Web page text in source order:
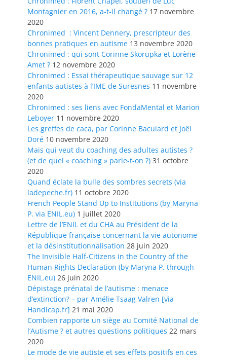
Montagnier en 2016, a-t-il changé ? 17 novembre
2020
Chronimed : Vincent Dennery, prescripteur des
bonnes pratiques en autisme 13 novembre 2020
Chronimed : qui sont Corinne Skorupka et Lorène
Amet ? 12 novembre 2020
Chronimed : Essai thérapeutique sauvage sur 12
enfants autistes à l’IME de Suresnes 11 novembre
2020
Chronimed : ses liens avec FondaMental et Marion
Leboyer 11 novembre 2020
Les greffes de caca, par Corinne Baculard et Joël
Doré 10 novembre 2020
Mais qui veut du coaching des adultes autistes ?
(et de quel « coaching » parle-t-on ?) 31 octobre
2020
Quand éclate la bulle des sombres secrets (via
ladepeche.fr) 11 octobre 2020
French People Stand Up to Institutions (by Maryna
P. via ENIL.eu) 1 juillet 2020
Lettre de l’ENIL et du CHA au Président de la
République française concernant la vie autonome
et la désinstitutionnalisation 28 juin 2020
The Invisible Half-Citizens in the Country of the
Human Rights Declaration (by Maryna P. through
ENIL.eu) 26 juin 2020
Dépistage prénatal de l’autisme : menace
d’extinction? – par Amélie Tsaag Valren [via
Handicap.fr] 21 mai 2020
Combien rapporte un siège au Comité National de
l’Autisme ? et autres questions politiques 22 mars
2020
Le mode de vie autiste et ses effets positifs en ces